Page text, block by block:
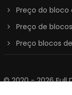
Preço do bloco
Preço de
Preço blocos
© 2020 - 2026Full